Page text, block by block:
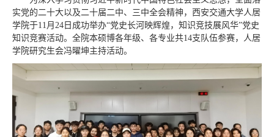
实党的二十大以及二十届二中、三中全会精神，西安交通大学人居
学院于11月24日成功举办“党史长河映辉煌，知识竞技展风华”党史
知识竞赛活动。全院本硕博各年级、各专业共14支队伍参赛，人居
学院研究生会冯曜坤主持活动。